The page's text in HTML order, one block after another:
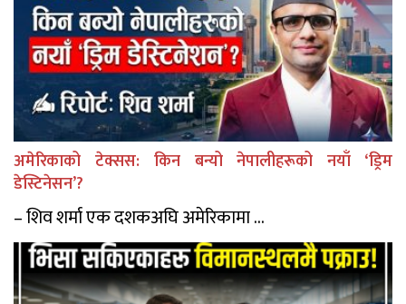
अमेरिकाको टेक्सस: किन बन्यो नेपालीहरूको नयाँ ‘ड्रिम
डेस्टिनेसन’?
– शिव शर्मा एक दशकअघि अमेरिकामा ...